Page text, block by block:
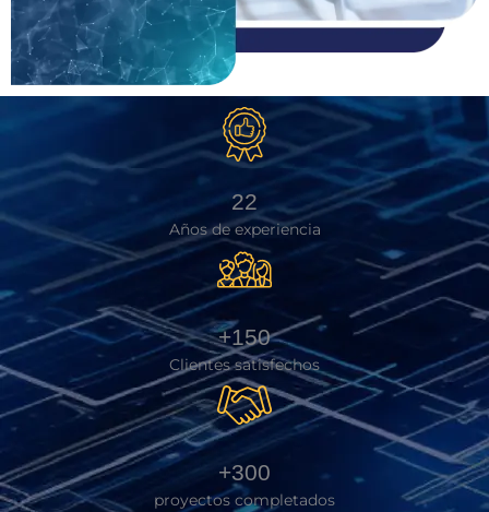
22
Años de experiencia
+150
Clientes satisfechos
+300
proyectos completados